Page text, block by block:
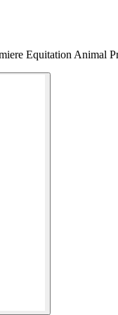
Equitation Animal